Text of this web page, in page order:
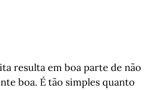
resulta em boa parte de não
boa. É tão simples quanto